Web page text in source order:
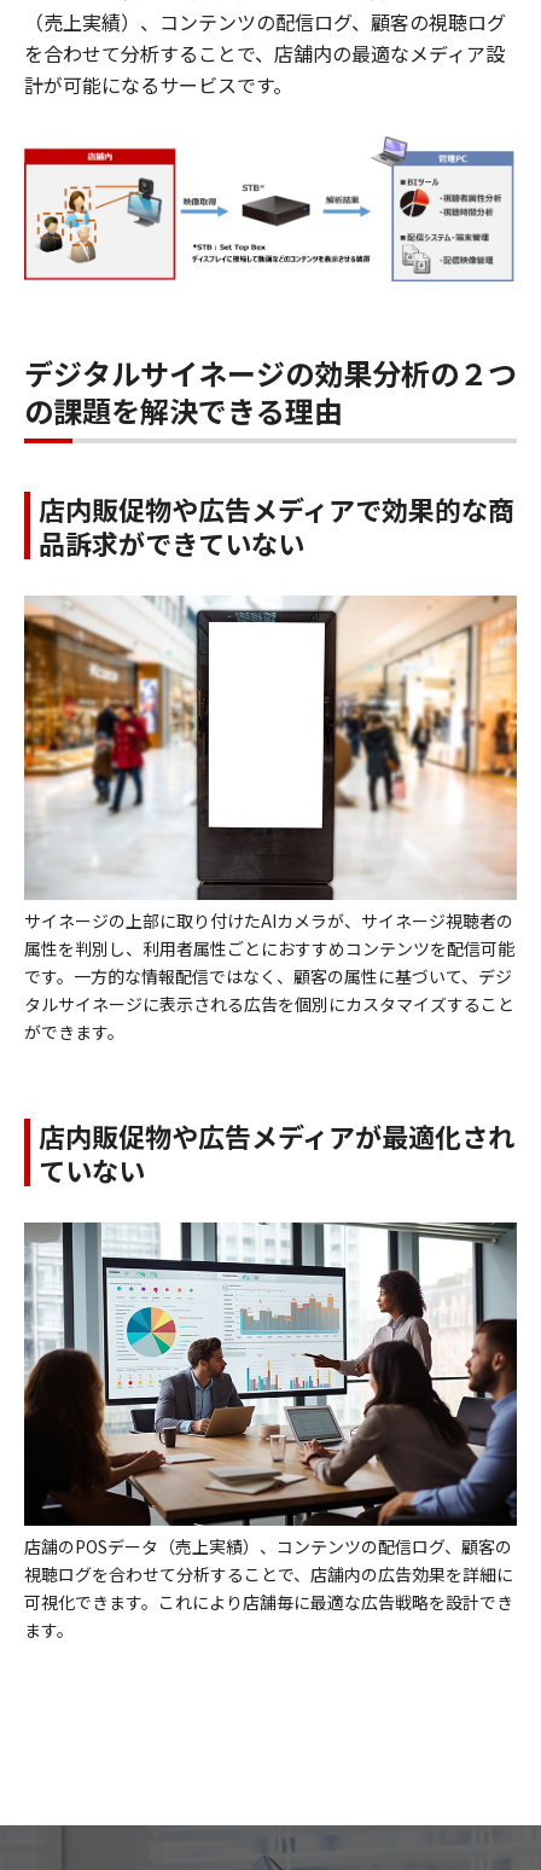
（売上実績）、コンテンツの配信ログ、顧客の視聴ログ
を合わせて分析することで、店舗内の最適なメディア設
計が可能になるサービスです。
デジタルサイネージの効果分析の２つ
の課題を解決できる理由
店内販促物や広告メディアで効果的な商
品訴求ができていない
サイネージの上部に取り付けたAIカメラが、サイネージ視聴者の
属性を判別し、利用者属性ごとにおすすめコンテンツを配信可能
です。一方的な情報配信ではなく、顧客の属性に基づいて、デジ
タルサイネージに表示される広告を個別にカスタマイズすること
ができます。
店内販促物や広告メディアが最適化され
ていない
店舗のPOSデータ（売上実績）、コンテンツの配信ログ、顧客の
視聴ログを合わせて分析することで、店舗内の広告効果を詳細に
可視化できます。これにより店舗毎に最適な広告戦略を設計でき
ます。